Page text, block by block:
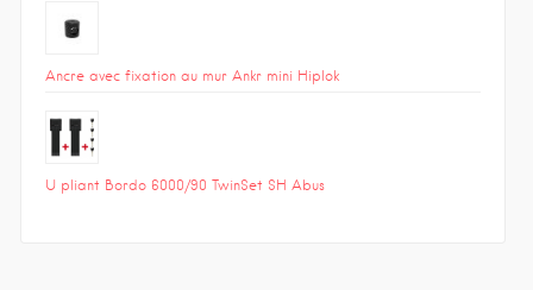
Ancre avec fixation au mur Ankr mini Hiplok
U pliant Bordo 6000/90 TwinSet SH Abus